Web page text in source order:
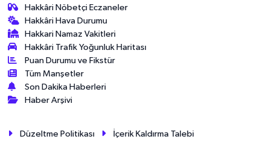
Hakkâri Nöbetçi Eczaneler
Hakkâri Hava Durumu
Hakkari Namaz Vakitleri
Hakkâri Trafik Yoğunluk Haritası
Puan Durumu ve Fikstür
Tüm Manşetler
Son Dakika Haberleri
Haber Arşivi
Düzeltme Politikası
İçerik Kaldırma Talebi